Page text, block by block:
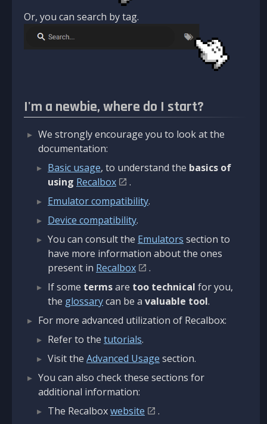
Or, you can search by tag.
I'm a newbie, where do I start?
We strongly encourage you to look at the
documentation:
Basic usage, to understand the basics of
using Recalbox
.
Emulator compatibility.
Device compatibility.
You can consult the Emulators section to
have more information about the ones
present in Recalbox
.
If some termsare too technical for you,
the glossarycan be a valuable tool.
For more advanced utilization of Recalbox:
Refer to the tutorials.
Visit the Advanced Usage section.
You can also check these sections for
additional information:
The Recalboxwebsite
.